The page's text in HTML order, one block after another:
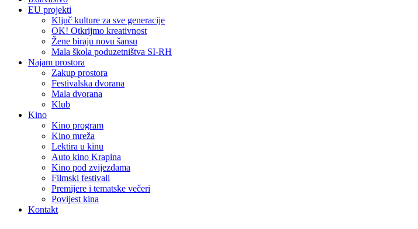
EU projekti
Ključ kulture za sve generacije
OK! Otkrijmo kreativnost
Žene biraju novu šansu
Mala škola poduzetništva SI-RH
Najam prostora
Zakup prostora
Festivalska dvorana
Mala dvorana
Klub
Kino
Kino program
Kino mreža
Lektira u kinu
Auto kino Krapina
Kino pod zvijezdama
Filmski festivali
Premijere i tematske večeri
Povijest kina
Kontakt